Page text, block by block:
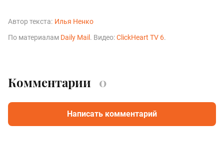
Автор текста: Илья Ненко
По материалам Daily Mail . Видео:ClickHeart TV 6.
Комментарии 0
Написать комментарий